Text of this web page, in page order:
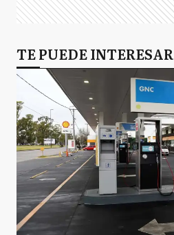
TE PUEDE INTERESAR